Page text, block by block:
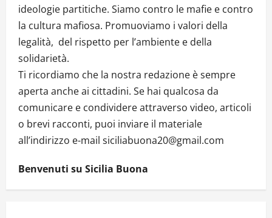
ideologie partitiche. Siamo contro le mafie e contro
la cultura mafiosa. Promuoviamo i valori della
legalità, del rispetto per l’ambiente e della
solidarietà.
Ti ricordiamo che la nostra redazione è sempre
aperta anche ai cittadini. Se hai qualcosa da
comunicare e condividere attraverso video, articoli
o brevi racconti, puoi inviare il materiale
all’indirizzo e-mail siciliabuona20@gmail.com
Benvenuti su Sicilia Buona